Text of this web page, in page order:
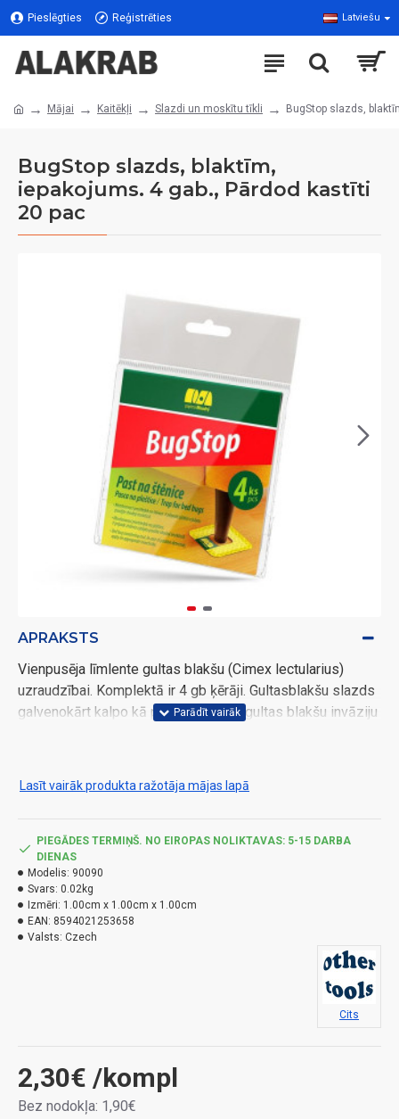
Pieslēgties Reģistrēties Latviešu
Mājai Kaitēkļi Slazdi un moskītu tīkli BugStop slazds,
BugStop slazds, blaktīm,
iepakojums. 4 gab., Pārdod kastīti
20 pac
APRAKSTS
Vienpusēja līmlente gultas blakšu (Cimex lectularius)
uzraudzībai. Komplektā ir 4 gb ķērāji. Gultasblakšu slazds
galvenokārt kalpo kā profilakse pret gultas blakšu invāziju
zināms, ka šajā vietā ir blakšu invāzija, šis līmes slazds
kalpo kā profilaktiska aizsardzība pret to iekļūšanu
dezinsekciju.
Lasīt vairāk produkta ražotāja mājas lapā
2,30€ /kompl
Bez nodokļa: 1,90€
PIEGĀDES TERMIŅŠ. NO EIROPAS NOLIKTAVAS: 5-15 DARBA
DIENAS
Modelis: 90090
Svars: 0.02kg
Izmēri: 1.00cm x 1.00cm x 1.00cm
EAN: 8594021253658
Valsts: Czech
Cits